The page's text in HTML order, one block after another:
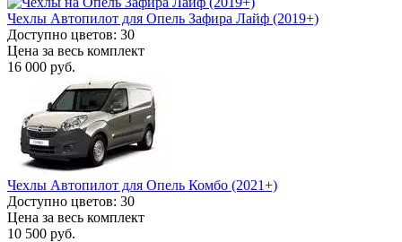
Чехлы Автопилот для Опель Зафира Лайф (2019+)
Доступно цветов: 30
Цена за весь комплект
16 000 руб.
Чехлы Автопилот для Опель Комбо (2021+)
Доступно цветов: 30
Цена за весь комплект
10 500 руб.